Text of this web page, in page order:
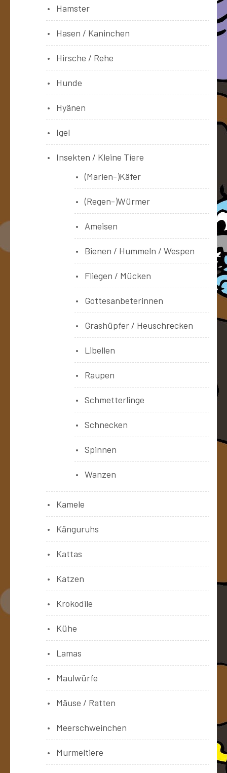
Hamster
Hasen / Kaninchen
Hirsche / Rehe
Hunde
Hyänen
Igel
Insekten / Kleine Tiere
(Marien-)Käfer
(Regen-)Würmer
Ameisen
Bienen / Hummeln / Wespen
Fliegen / Mücken
Gottesanbeterinnen
Grashüpfer / Heuschrecken
Libellen
Raupen
Schmetterlinge
Schnecken
Spinnen
Wanzen
Kamele
Känguruhs
Kattas
Katzen
Krokodile
Kühe
Lamas
Maulwürfe
Mäuse / Ratten
Meerschweinchen
Murmeltiere